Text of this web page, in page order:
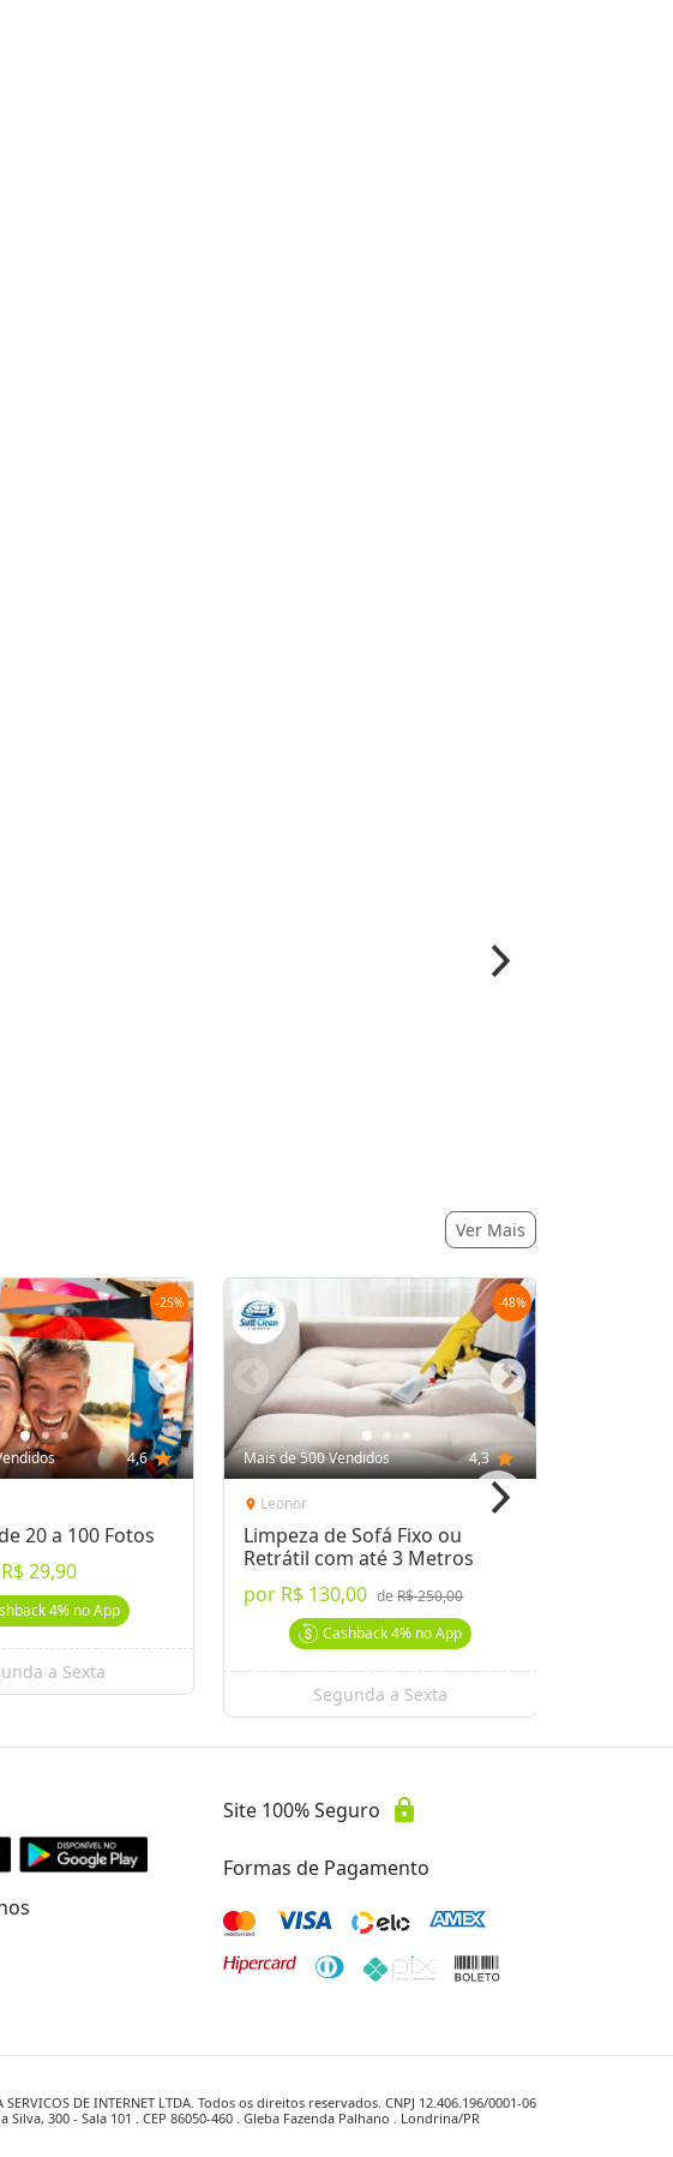
Ver Mais
-25%
4,6 star
20 a 100 Fotos
R$ 29,90
4%no App
a Sexta
-48%
Mais de 500 Vendidos 4,3 star
location_on Leonor
Limpeza de Sofá Fixo ou
Retrátil com até 3 Metros
por R$ 130,00 deR$ 250,00
Cashback4%no App
Segunda a Sexta
Site 100% Seguro lock
Formas de Pagamento
SERVICOS DE INTERNET LTDA. Todos os direitos reservados. CNPJ 12.406.196/0001-06
Silva, 300 - Sala 101 . CEP 86050-460 . Gleba Fazenda Palhano . Londrina/PR